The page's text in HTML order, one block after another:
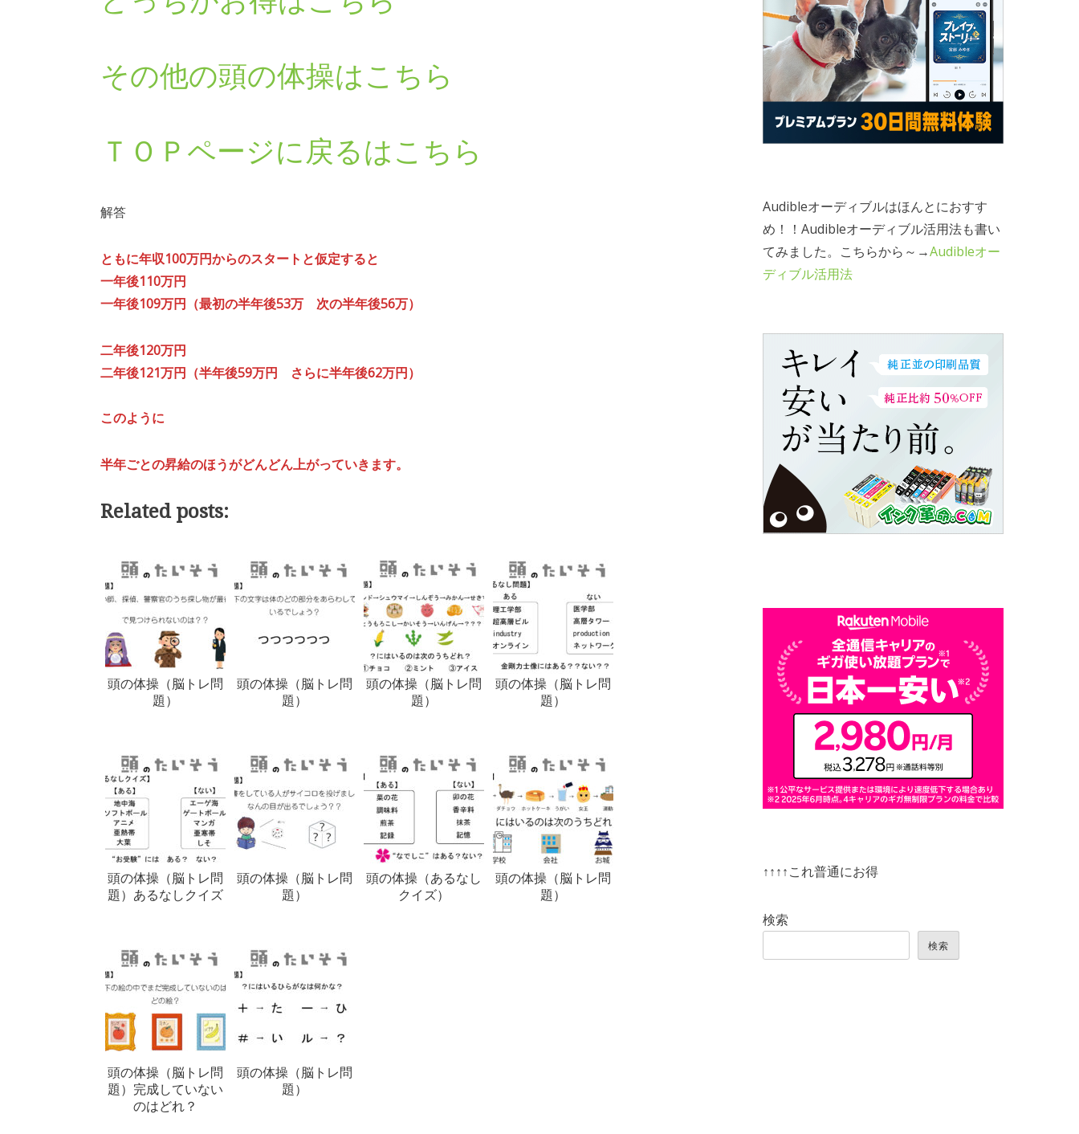
その他の頭の体操はこちら
ＴＯＰページに戻るはこちら
解答
ともに年収100万円からのスタートと仮定すると
一年後110万円
一年後109万円（最初の半年後53万 次の半年後56万）
二年後120万円
二年後121万円（半年後59万円 さらに半年後62万円）
このように
半年ごとの昇給のほうがどんどん上がっていきます。
Related posts:
頭の体操（脳トレ問
題）
頭の体操（脳トレ問
題）
頭の体操（脳トレ問
題）
頭の体操（脳トレ問
題）
頭の体操（脳トレ問
題）あるなしクイズ
頭の体操（脳トレ問
題）
頭の体操（あるなし
クイズ）
頭の体操（脳トレ問
題）
頭の体操（脳トレ問
題）完成していない
のはどれ？
頭の体操（脳トレ問
題）
Audibleオーディブルはほんとにおすす
め！！Audibleオーディブル活用法も書い
てみました。こちらから～→Audibleオー
ディブル活用法
↑↑↑↑これ普通にお得
検索
検索